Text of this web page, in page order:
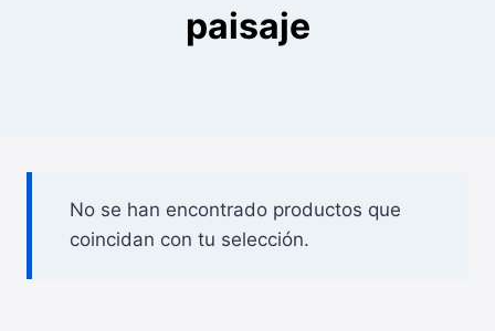
paisaje
No se han encontrado productos que
coincidan con tu selección.